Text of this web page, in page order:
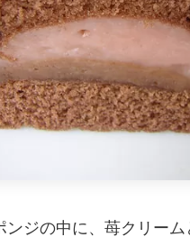
ンジの中に、苺クリー